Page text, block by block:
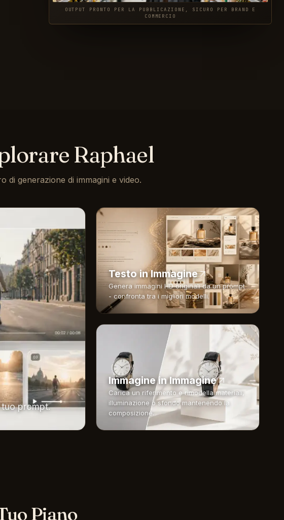
OUTPUT PRONTO PER LA PUBBLICAZIONE, SICURO PER BRAND E
COMMERCIO
Raphael
generazione di immagini e video.
prompt.
Testo in Immagine
Genera immagini HD originali da un prompt
- confronta tra i migliori modelli.
Immagine in Immagine
Carica un riferimento e rimodella materiali,
illuminazione o sfondo mantenendo la
composizione.
Piano